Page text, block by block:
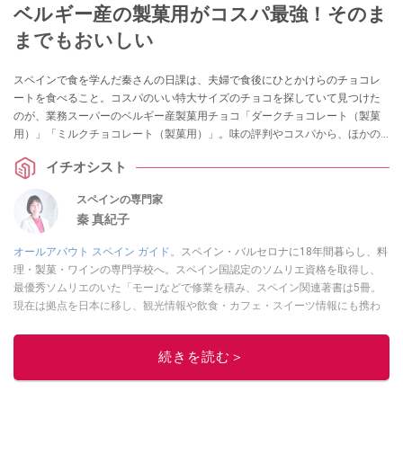
ベルギー産の製菓用がコスパ最強！そのま
までもおいしい
スペインで食を学んだ秦さんの日課は、夫婦で食後にひとかけらのチョコレ
ートを食べること。コスパのいい特大サイズのチョコを探していて見つけた
のが、業務スーパーのベルギー産製菓用チョコ「ダークチョコレート（製菓
用）」「ミルクチョコレート（製菓用）」。味の評判やコスパから、ほかの
介します。イチオシスト
スペインの専門家
秦 真紀子
オールアバウト スペイン ガイド。
スペイン・バルセロナに18年間暮らし、料
理・製菓・ワインの専門学校へ。スペイン国認定のソムリエ資格を取得し、
最優秀ソムリエのいた「モー｣などで修業を積み、スペイン関連著書は5冊。
現在は拠点を日本に移し、観光情報や飲食・カフェ・スイーツ情報にも携わ
ーツ販売チェーンのおすすめ商品情報も発信。
17州おいしい旅』（‎産業編集センター刊）ほか。
ガイドや、飲食関連の方の視察旅行のコーディネートやガイド、スペインの
続きを読む＞